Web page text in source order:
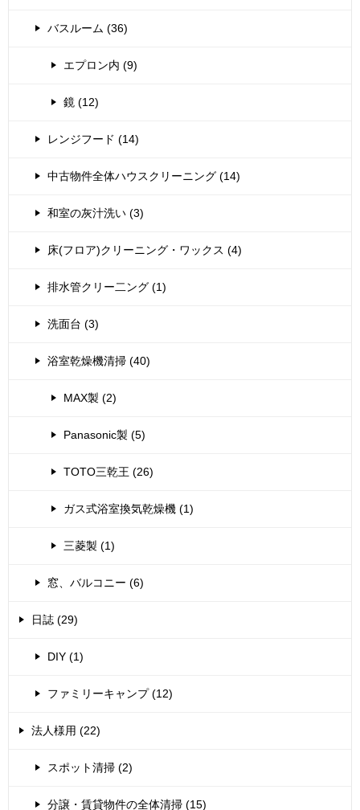
バスルーム (36)
エプロン内 (9)
鏡 (12)
レンジフード (14)
中古物件全体ハウスクリーニング (14)
和室の灰汁洗い (3)
床(フロア)クリーニング・ワックス (4)
排水管クリー二ング (1)
洗面台 (3)
浴室乾燥機清掃 (40)
MAX製 (2)
Panasonic製 (5)
TOTO三乾王 (26)
ガス式浴室換気乾燥機 (1)
三菱製 (1)
窓、バルコニー (6)
日誌 (29)
DIY (1)
ファミリーキャンプ (12)
法人様用 (22)
スポット清掃 (2)
分譲・賃貸物件の全体清掃 (15)